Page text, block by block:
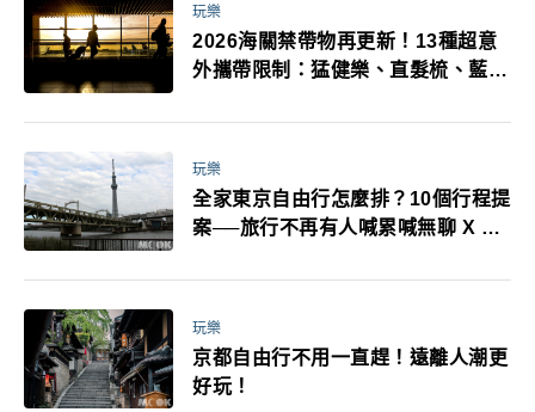
玩樂
2026海關禁帶物再更新！13種超意
外攜帶限制：猛健樂、直髮梳、藍牙
萬！注意事項一次看！
玩樂
全家東京自由行怎麼排？10個行程提
案──旅行不再有人喊累喊無聊 X 爸
玩樂
京都自由行不用一直趕！遠離人潮更
好玩！